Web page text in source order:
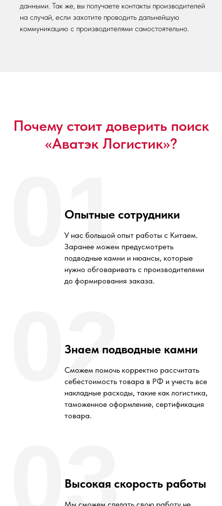
данными. Так же, вы получаете контакты производителей
на случай, если захотите проводить дальнейшую
коммуникацию с производителями самостоятельно.
Почему стоит доверить поиск
«Аватэк Логистик»?
Опытные сотрудники
У нас большой опыт работы с Китаем.
Заранее можем предусмотреть
подводные камни и нюансы, которые
нужно обговаривать с производителями
до формирования заказа.
01
Знаем подводные камни
Сможем помочь корректно рассчитать
себестоимость товара в РФ и учесть все
накладные расходы, такие как логистика,
таможенное оформление, сертификация
товара.
02
Высокая скорость работы
03